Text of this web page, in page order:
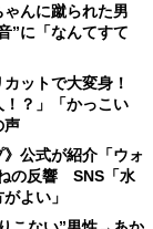
ゃんに蹴られた男
に「なんてすて
カットで大変身！
？」「かっこい
声
公式が紹介「ウォ
の反響 SNS「水
よい」